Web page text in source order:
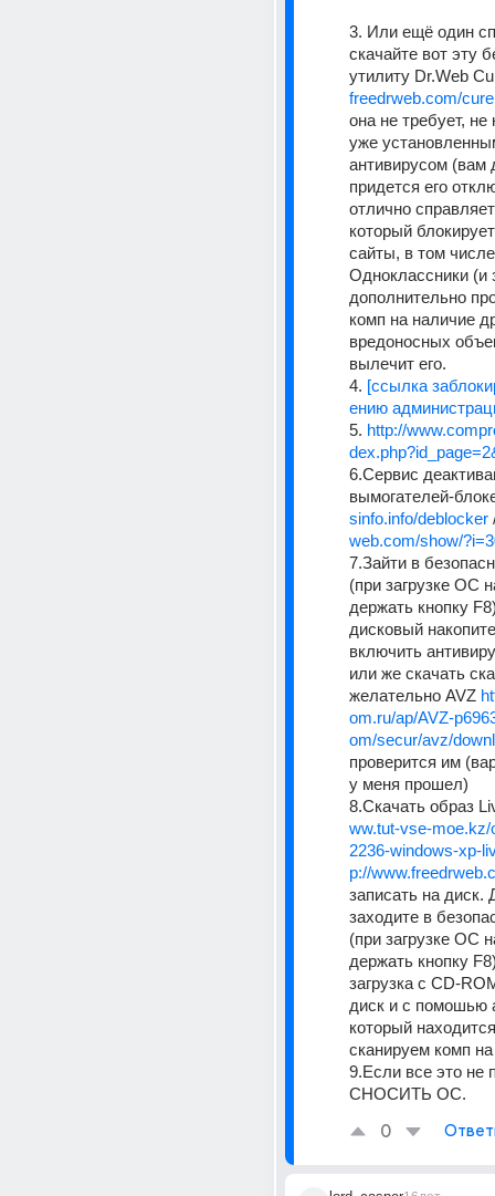
3. Или ещё один
скачайте вот эту
утилиту Dr.Web
freedrweb.com/
она не требует, не
уже
антивирусом (вам
придется его
отлично
который
сайты, в том
Одноклассники (и
дополнительно
комп на наличие
вредоносных
вылечит его.
4. [ссылка
ению
5. http://
6.Сервис
вымогателей-
sinfo.info/deblocker
web.com/show/
7.Зайти в
(при загрузке ОС
держать кнопку
дисковый
включить
или же скачать
желательно AVZ
om.ru/ap/AVZ-
om/secur/avz/
проверится им
у меня прошел)
8.Скачать образ
ww.tut-vse-
2236-windows-xp-
p://
записать на диск.
заходите в
(при загрузке ОС
держать кнопку
загрузка с CD-
диск и с помошью
который
сканируем комп
9.Если все это не
СНОСИТЬ ОС.
0